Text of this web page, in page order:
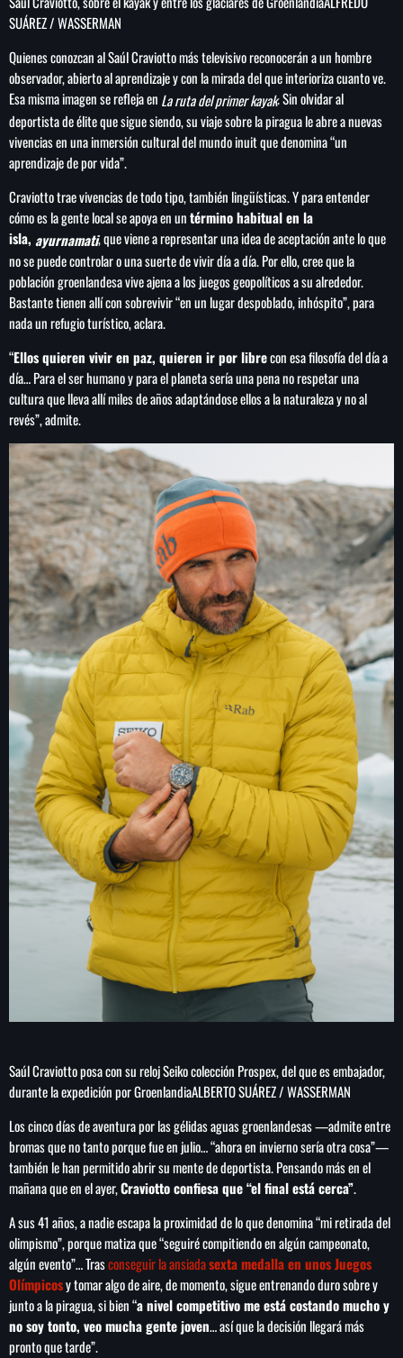
SUÁREZ / WASSERMAN
Quienes conozcan al Saúl Craviotto más televisivo reconocerán a un hombre
observador, abierto al aprendizaje y con la mirada del que interioriza cuanto ve.
Esa misma imagen se refleja en La ruta del primer kayak. Sin olvidar al
deportista de élite que sigue siendo, su viaje sobre la piragua le abre a nuevas
vivencias en una inmersión cultural del mundo inuit que denomina “un
aprendizaje de por vida”.
Craviotto trae vivencias de todo tipo, también lingüísticas. Y para entender
cómo es la gente local se apoya en untérmino habitual en la
isla, ayurnamati, que viene a representar una idea de aceptación ante lo que
no se puede controlar o una suerte de vivir día a día. Por ello, cree que la
población groenlandesa vive ajena a los juegos geopolíticos a su alrededor.
Bastante tienen allí con sobrevivir “en un lugar despoblado, inhóspito”, para
nada un refugio turístico, aclara.
“Ellos quieren vivir en paz, quieren ir por librecon esa filosofía del día a
día… Para el ser humano y para el planeta sería una pena no respetar una
cultura que lleva allí miles de años adaptándose ellos a la naturaleza y no al
revés”, admite.
Saúl Craviotto posa con su reloj Seiko colección Prospex, del que es embajador,
durante la expedición por GroenlandiaALBERTO SUÁREZ / WASSERMAN
Los cinco días de aventura por las gélidas aguas groenlandesas —admite entre
bromas que no tanto porque fue en julio… “ahora en invierno sería otra cosa”—
también le han permitido abrir su mente de deportista. Pensando más en el
mañana que en el ayer,Craviotto confiesa que “el final está cerca”.
A sus 41 años, a nadie escapa la proximidad de lo que denomina “mi retirada del
olimpismo”, porque matiza que “seguiré compitiendo en algún campeonato,
algún evento”… Trasconseguir la ansiadasexta medalla en unos Juegos
Olímpicosy tomar algo de aire, de momento, sigue entrenando duro sobre y
junto a la piragua, si bien “a nivel competitivo me está costando mucho y
no soy tonto, veo mucha gente joven… así que la decisión llegará más
pronto que tarde”.